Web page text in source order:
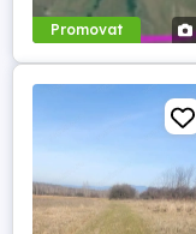
Promovat